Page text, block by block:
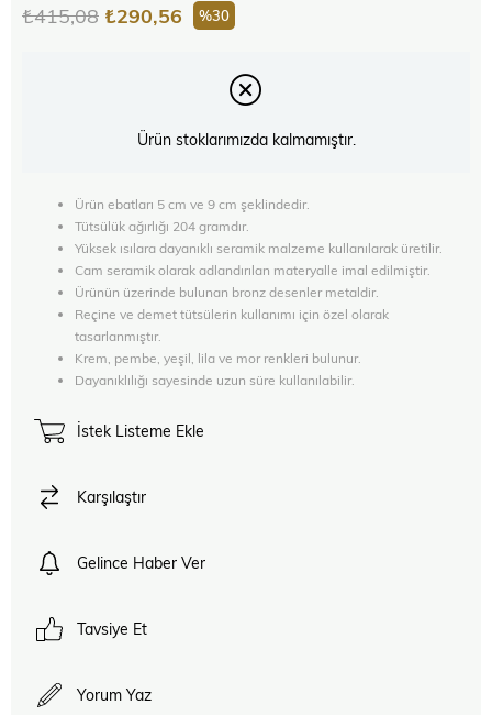
₺415,08 ₺290,56 30
Ürün stoklarımızda kalmamıştır.
Ürün ebatları 5 cm ve 9 cm şeklindedir.
Tütsülük ağırlığı 204 gramdır.
Yüksek ısılara dayanıklı seramik malzeme kullanılarak üretilir.
Cam seramik olarak adlandırılan materyalle imal edilmiştir.
Ürünün üzerinde bulunan bronz desenler metaldir.
Reçine ve demet tütsülerin kullanımı için özel olarak
tasarlanmıştır.
Krem, pembe, yeşil, lila ve mor renkleri bulunur.
Dayanıklılığı sayesinde uzun süre kullanılabilir.
İstek Listeme Ekle
Karşılaştır
Gelince Haber Ver
Tavsiye Et
Yorum Yaz